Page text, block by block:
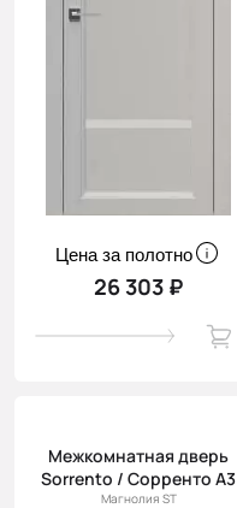
Цена за полотно
26 303 ₽
Межкомнатная дверь
Sorrento / Сорренто А3
Магнолия ST